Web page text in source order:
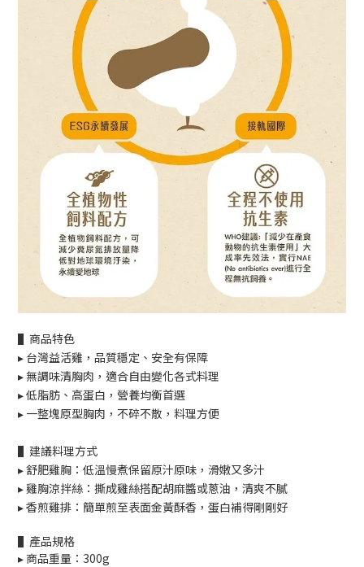
▌ 商品特色
▸ 台灣益活雞，品質穩定、安全有保障
▸無調味清胸肉，適合自由變化各式料理
▸低脂肪、高蛋白，營養均衡首選
▸ 一整塊原型胸肉，不碎不散，料理方便
▌ 建議料理方式
▸舒肥雞胸：低溫慢煮保留原汁原味，滑嫩又多汁
▸雞胸涼拌絲：撕成雞絲搭配胡麻醬或蔥油，清爽不膩
▸香煎雞排：簡單煎至表面金黃酥香，蛋白補得剛剛好
▌產品規格
▸商品重量：300g